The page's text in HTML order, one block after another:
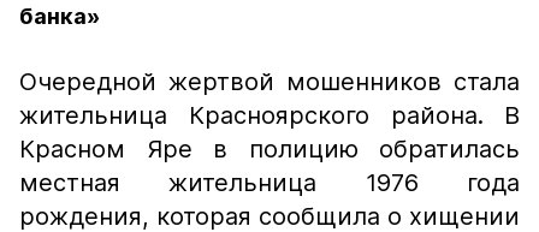
банка»
Очередной жертвой мошенников стала
жительница Красноярского района.
В
Красном Яре в полицию обратилась
местная жительница 1976 года
рождения, которая сообщила о хищении